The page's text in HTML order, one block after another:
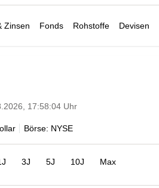
Zinsen Fonds Rohstoffe Devisen
17:58:04 Uhr
Börse: NYSE
3J 5J 10J Max